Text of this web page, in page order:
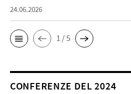
24.06.2026
1 / 5
CONFERENZE DEL 2024